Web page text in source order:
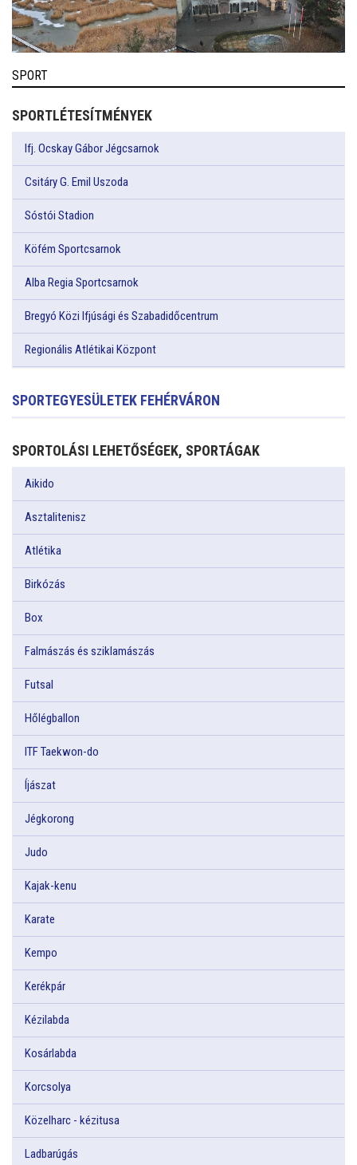
SPORT
SPORTLÉTESÍTMÉNYEK
Ifj. Ocskay Gábor Jégcsarnok
Csitáry G. Emil Uszoda
Sóstói Stadion
Köfém Sportcsarnok
Alba Regia Sportcsarnok
Bregyó Közi Ifjúsági és Szabadidőcentrum
Regionális Atlétikai Központ
SPORTEGYESÜLETEK FEHÉRVÁRON
SPORTOLÁSI LEHETŐSÉGEK, SPORTÁGAK
Aikido
Asztalitenisz
Atlétika
Birkózás
Box
Falmászás és sziklamászás
Futsal
Hőlégballon
ITF Taekwon-do
Íjászat
Jégkorong
Judo
Kajak-kenu
Karate
Kempo
Kerékpár
Kézilabda
Kosárlabda
Korcsolya
Közelharc - kézitusa
Ladbarúgás